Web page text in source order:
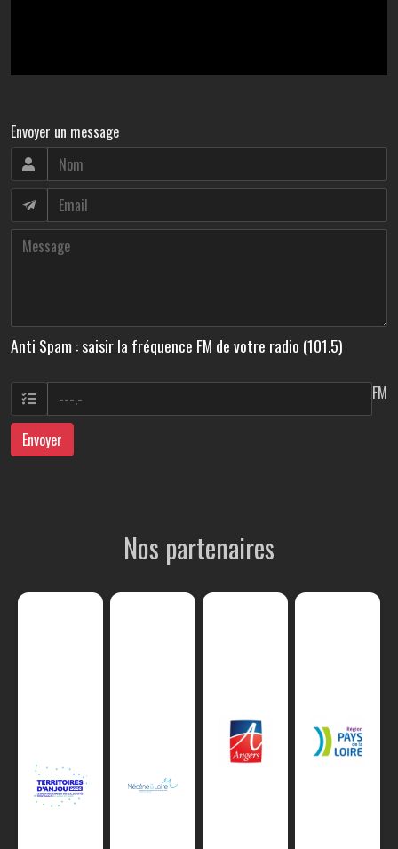
Envoyer un message
Anti Spam : saisir la fréquence FM de votre radio (101.5)
FM
Envoyer
Nos partenaires